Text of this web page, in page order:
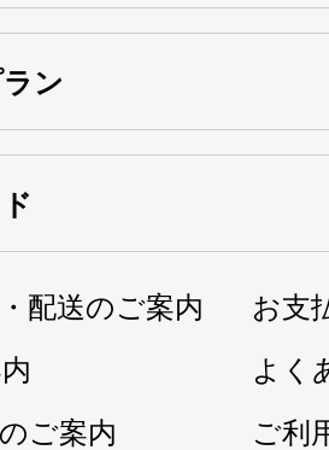
ン
配送のご案内
お支
よく
ご案内
ご利